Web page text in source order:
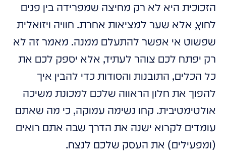
הזכוכית היא לא רק מחיצה שמפרידה בין פנים
לחוץ, אלא שער למציאות אחרת. חוויה ויזואלית
שפשוט אי אפשר להתעלם ממנה. מאמר זה לא
רק יפתח לכם צוהר לעתיד, אלא יספק לכם את
כל הכלים, התובנות והסודות כדי להבין איך
להפוך את חלון הראווה שלכם למכונת משיכה
אולטימטיבית. קחו נשימה עמוקה, כי מה שאתם
עומדים לקרוא ישנה את הדרך שבה אתם רואים
(ומפעילים) את העסק שלכם לנצח.